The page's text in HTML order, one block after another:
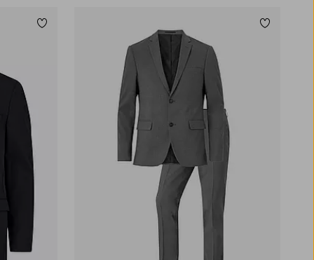
Lägg till i favoriter Lägg till i